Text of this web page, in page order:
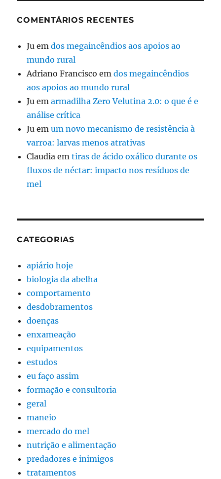
COMENTÁRIOS RECENTES
Ju emdos megaincêndios aos apoios ao
mundo rural
Adriano Francisco emdos megaincêndios
aos apoios ao mundo rural
Ju emarmadilha Zero Velutina 2.0: o que é e
análise crítica
Ju emum novo mecanismo de resistência à
varroa: larvas menos atrativas
Claudia emtiras de ácido oxálico durante os
fluxos de néctar: impacto nos resíduos de
mel
CATEGORIAS
apiário hoje
biologia da abelha
comportamento
desdobramentos
doenças
enxameação
equipamentos
estudos
eu faço assim
formação e consultoria
geral
maneio
mercado do mel
nutrição e alimentação
predadores e inimigos
tratamentos